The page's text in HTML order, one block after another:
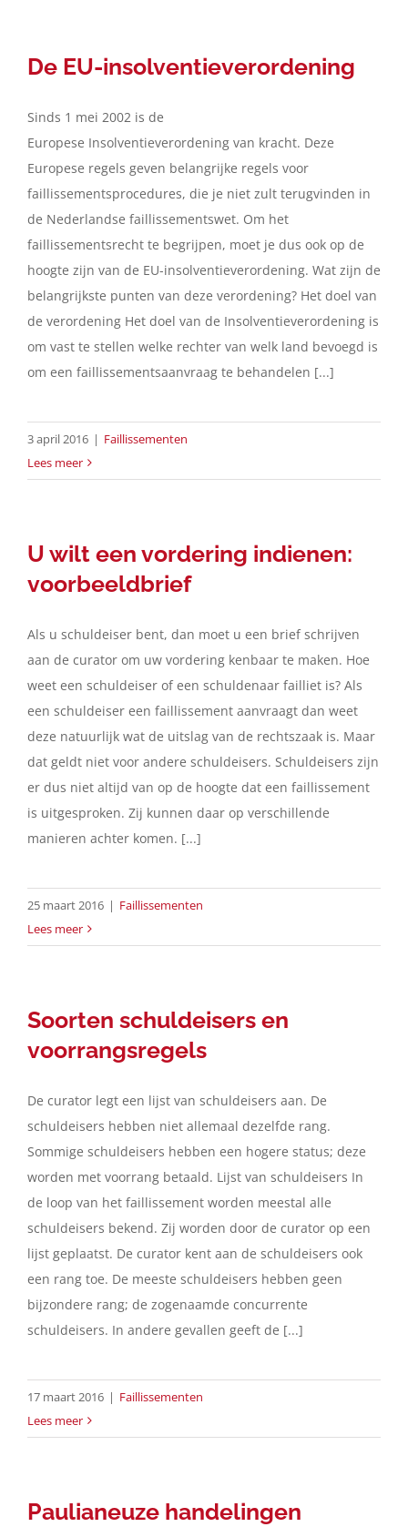
De EU-insolventieverordening
Sinds 1 mei 2002 is de
Europese Insolventieverordening van kracht. Deze
Europese regels geven belangrijke regels voor
faillissementsprocedures, die je niet zult terugvinden in
de Nederlandse faillissementswet. Om het
faillissementsrecht te begrijpen, moet je dus ook op de
hoogte zijn van de EU-insolventieverordening. Wat zijn de
belangrijkste punten van deze verordening? Het doel van
de verordening Het doel van de Insolventieverordening is
om vast te stellen welke rechter van welk land bevoegd is
om een faillissementsaanvraag te behandelen [...]
3 april 2016 | Faillissementen
Lees meer
U wilt een vordering indienen:
voorbeeldbrief
Als u schuldeiser bent, dan moet u een brief schrijven
aan de curator om uw vordering kenbaar te maken. Hoe
weet een schuldeiser of een schuldenaar failliet is? Als
een schuldeiser een faillissement aanvraagt dan weet
deze natuurlijk wat de uitslag van de rechtszaak is. Maar
dat geldt niet voor andere schuldeisers. Schuldeisers zijn
er dus niet altijd van op de hoogte dat een faillissement
is uitgesproken. Zij kunnen daar op verschillende
manieren achter komen. [...]
25 maart 2016 | Faillissementen
Lees meer
Soorten schuldeisers en
voorrangsregels
De curator legt een lijst van schuldeisers aan. De
schuldeisers hebben niet allemaal dezelfde rang.
Sommige schuldeisers hebben een hogere status; deze
worden met voorrang betaald. Lijst van schuldeisers In
de loop van het faillissement worden meestal alle
schuldeisers bekend. Zij worden door de curator op een
lijst geplaatst. De curator kent aan de schuldeisers ook
een rang toe. De meeste schuldeisers hebben geen
bijzondere rang; de zogenaamde concurrente
schuldeisers. In andere gevallen geeft de [...]
17 maart 2016 | Faillissementen
Lees meer
Paulianeuze handelingen